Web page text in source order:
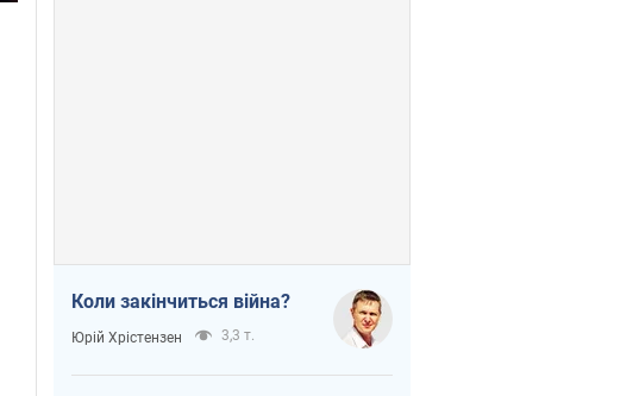
Коли закінчиться війна?
Юрій Хрістензен 3,3 т.